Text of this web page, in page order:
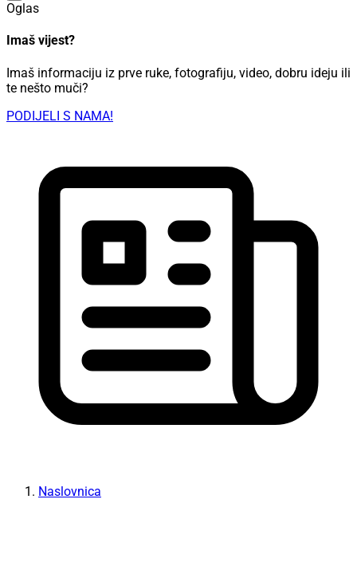
Oglas
Imaš vijest?
Imaš informaciju iz prve ruke, fotografiju, video, dobru ideju ili
te nešto muči?
PODIJELI S NAMA!
Naslovnica